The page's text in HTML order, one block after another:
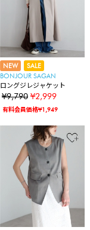
NEW
SALE
BONJOUR SAGAN
ロングジレジャケット
¥9,790 ¥2,999
有料会員価格¥1,949